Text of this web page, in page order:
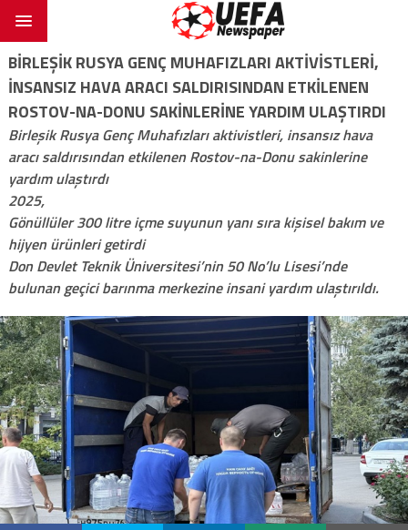
BIRLEŞIK RUSYA GENÇ MUHAFIZLARI AKTIVISTLERI,
INSANSIZ HAVA ARACI SALDIRISINDAN ETKILENEN
ROSTOV-NA-DONU SAKINLERINE YARDIM ULAŞTIRDI
Birleşik Rusya Genç Muhafızları aktivistleri, insansız hava
aracı saldırısından etkilenen Rostov-na-Donu sakinlerine
yardım ulaştırdı
2025,
Gönüllüler 300 litre içme suyunun yanı sıra kişisel bakım ve
hijyen ürünleri getirdi
Don Devlet Teknik Üniversitesi’nin 50 No’lu Lisesi’nde
bulunan geçici barınma merkezine insani yardım ulaştırıldı.